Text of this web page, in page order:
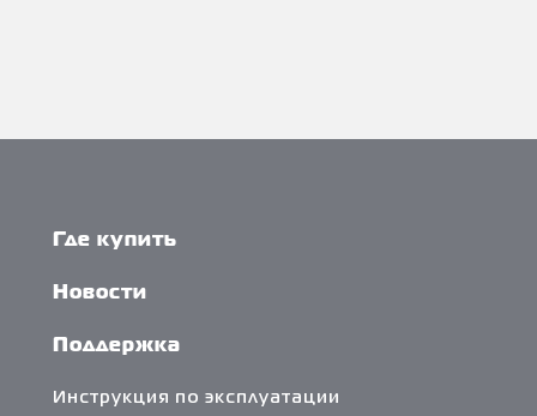
Где купить
Новости
Поддержка
Инструкция по эксплуатации